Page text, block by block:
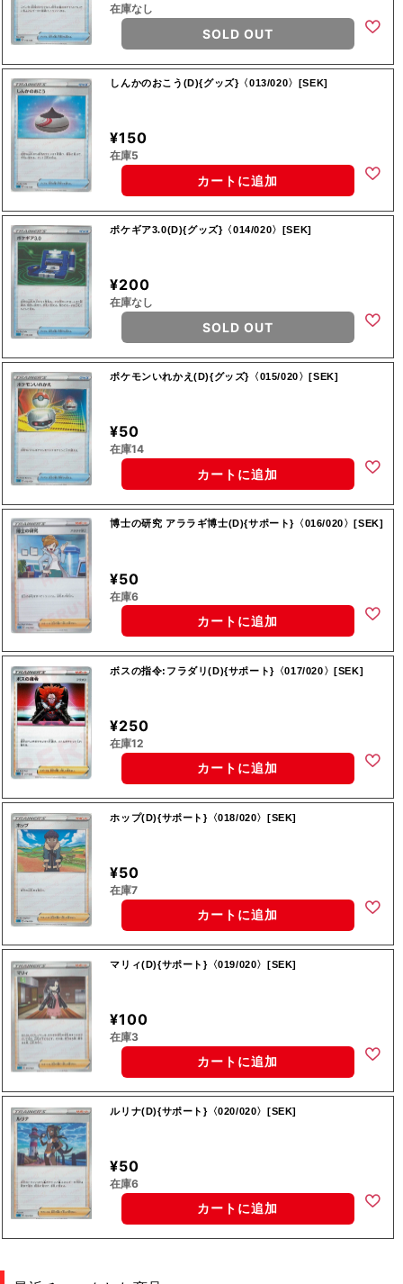
在庫なし
SOLD OUT
しんかのおこう(D){グッズ}〈013/020〉[SEK]
¥150
在庫5
カートに追加
ポケギア3.0(D){グッズ}〈014/020〉[SEK]
¥200
在庫なし
SOLD OUT
ポケモンいれかえ(D){グッズ}〈015/020〉[SEK]
¥50
在庫14
カートに追加
博士の研究 アララギ博士(D){サポート}〈016/020〉[SEK]
¥50
在庫6
カートに追加
ボスの指令:フラダリ(D){サポート}〈017/020〉[SEK]
¥250
在庫12
カートに追加
ホップ(D){サポート}〈018/020〉[SEK]
¥50
在庫7
カートに追加
マリィ(D){サポート}〈019/020〉[SEK]
¥100
在庫3
カートに追加
ルリナ(D){サポート}〈020/020〉[SEK]
¥50
在庫6
カートに追加